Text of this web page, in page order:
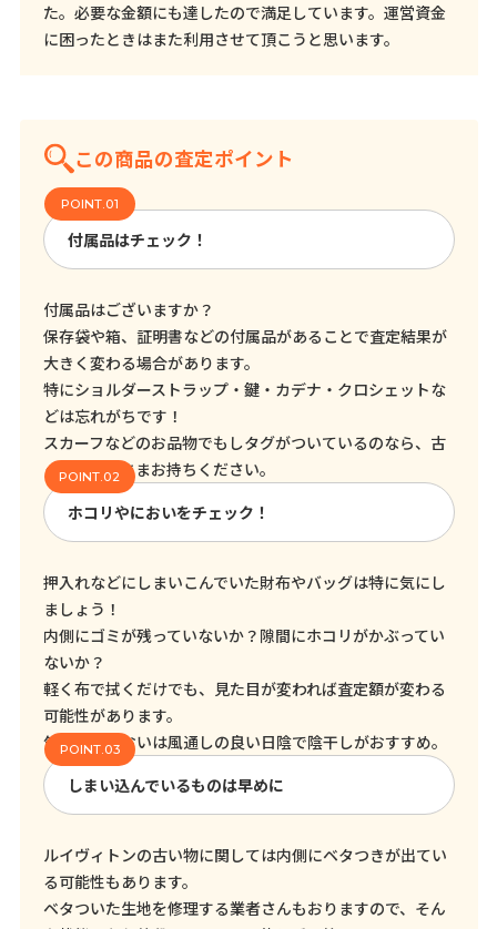
た。必要な金額にも達したので満足しています。運営資金
に困ったときはまた利用させて頂こうと思います。
この商品の査定ポイント
付属品はチェック！
付属品はございますか？
保存袋や箱、証明書などの付属品があることで査定結果が
大きく変わる場合があります。
特にショルダーストラップ・鍵・カデナ・クロシェットな
どは忘れがちです！
スカーフなどのお品物でもしタグがついているのなら、古
くてもそのままお持ちください。
ホコリやにおいをチェック！
押入れなどにしまいこんでいた財布やバッグは特に気にし
ましょう！
内側にゴミが残っていないか？隙間にホコリがかぶってい
ないか？
軽く布で拭くだけでも、見た目が変われば査定額が変わる
可能性があります。
気になるにおいは風通しの良い日陰で陰干しがおすすめ。
しまい込んでいるものは早めに
ルイヴィトンの古い物に関しては内側にベタつきが出てい
る可能性もあります。
ベタついた生地を修理する業者さんもおりますので、そん